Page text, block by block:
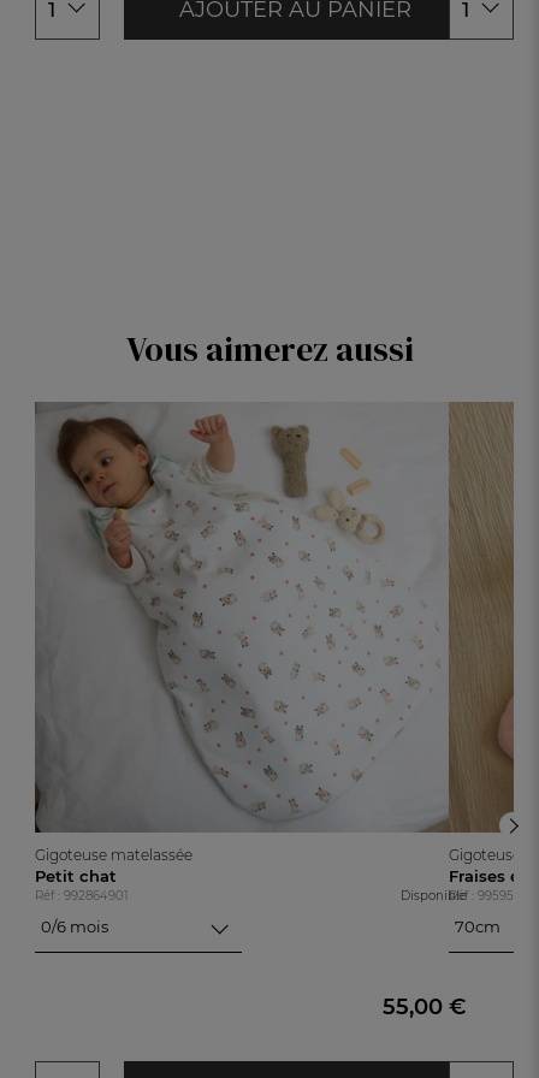
1 AJOUTER AU PANIER 1
Vous aimerez aussi
Gigoteuse matelassée
Petit chat
Réf : 992864901 Disponible
0/6 mois
55,00 €
Gigoteuse
Fraises et
Réf :
70cm